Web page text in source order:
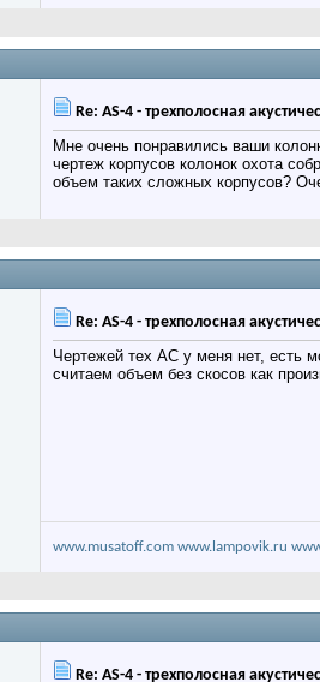
Re: AS-4 - трехполосная
Мне очень понравились ваши
чертеж корпусов колонок охота
объем таких сложных корпусов?
Re: AS-4 - трехполосная
Чертежей тех АС у меня нет, есть
считаем объем без скосов как
www.musatoff.com www.lampovik.ru
Re: AS-4 - трехполосная